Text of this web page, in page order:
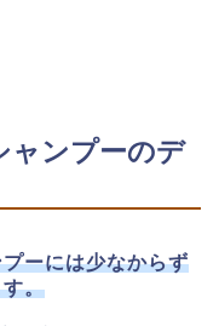
ャンプーのデ
ーには少なからず
。